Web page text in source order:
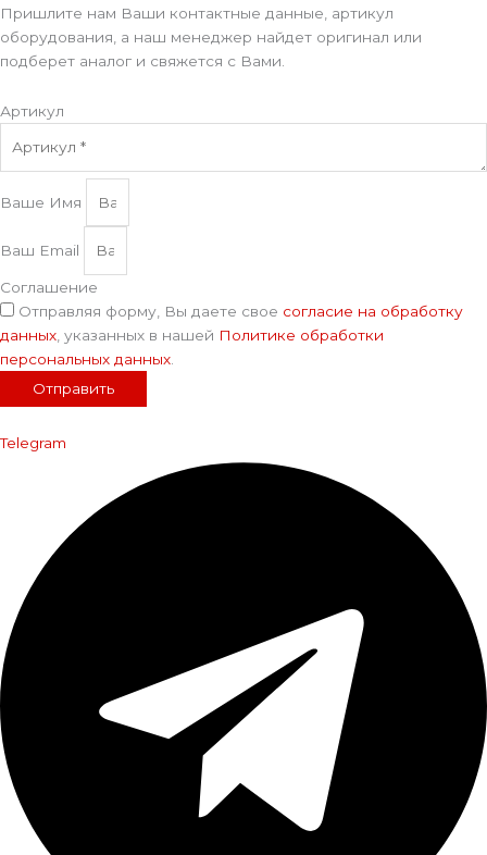
Пришлите нам Ваши контактные данные, артикул
оборудования, а наш менеджер найдет оригинал или
подберет аналог и свяжется с Вами.
Артикул
Ваше Имя
Ваш Email
Соглашение
Отправляя форму, Вы даете свое согласие на обработку
данных , указанных в нашей Политике обработки
персональных данных
Отправить
Telegram